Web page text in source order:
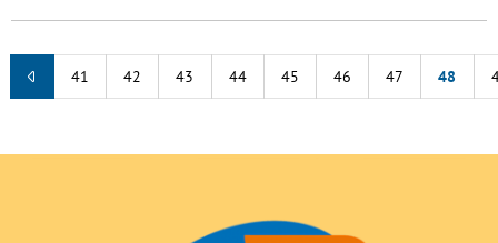
41 42 43 44 45 46 47 48